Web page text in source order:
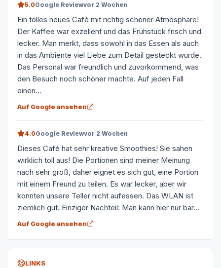
5.0Google Reviewvor 2 Wochen
Ein tolles neues Café mit richtig schöner Atmosphäre!
Der Kaffee war exzellent und das Frühstück frisch und
lecker. Man merkt, dass sowohl in das Essen als auch
in das Ambiente viel Liebe zum Detail gesteckt wurde.
Das Personal war freundlich und zuvorkommend, was
den Besuch noch schöner machte. Auf jeden Fall
einen...
Auf Google ansehen
4.0Google Reviewvor 2 Wochen
Dieses Café hat sehr kreative Smoothies! Sie sahen
wirklich toll aus! Die Portionen sind meiner Meinung
nach sehr groß, daher eignet es sich gut, eine Portion
mit einem Freund zu teilen. Es war lecker, aber wir
konnten unsere Teller nicht aufessen. Das WLAN ist
ziemlich gut. Einziger Nachteil: Man kann hier nur bar...
Auf Google ansehen
LINKS